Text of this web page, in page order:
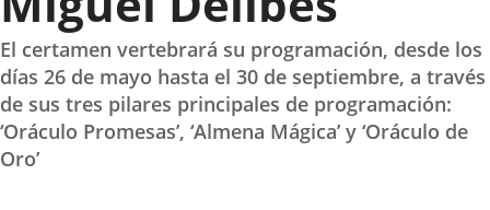
El certamen vertebrará su programación, desde los
días 26 de mayo hasta el 30 de septiembre, a través
de sus tres pilares principales de programación:
‘Oráculo Promesas’, ‘Almena Mágica’ y ‘Oráculo de
Oro’